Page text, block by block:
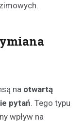
na otwartą
pytań. Tego typu
wpływ na